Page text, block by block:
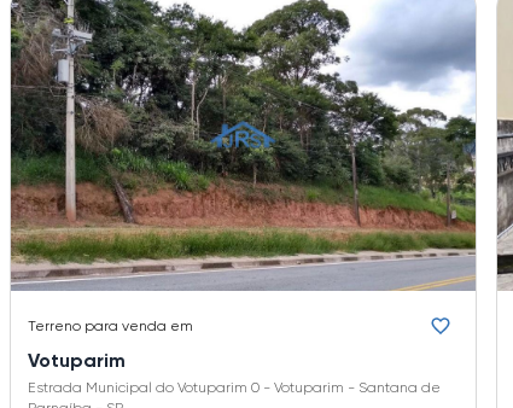
Terreno para venda em
Votuparim
Estrada Municipal do Votuparim 0 - Votuparim - Santana de